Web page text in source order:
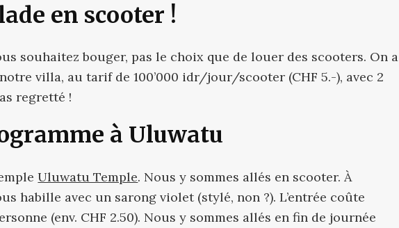
en scooter !
souhaitez bouger, pas le choix que de louer des scooters. On a
villa, au tarif de 100’000 idr/jour/scooter (CHF 5.-), avec 2
regretté !
à Uluwatu
Uluwatu Temple. Nous y sommes allés en scooter. À
habille avec un sarong violet (stylé, non ?). L’entrée coûte
(env. CHF 2.50). Nous y sommes allés en fin de journée